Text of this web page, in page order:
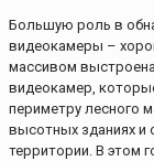
Большую роль в
видеокамеры –
массивом
видеокамер,
периметру лесного
высотных зданиях и
территории. В этом